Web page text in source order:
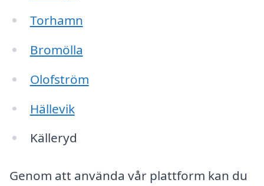
Torhamn
Bromölla
Olofström
Hällevik
Källeryd
Genom att använda vår plattform kan du